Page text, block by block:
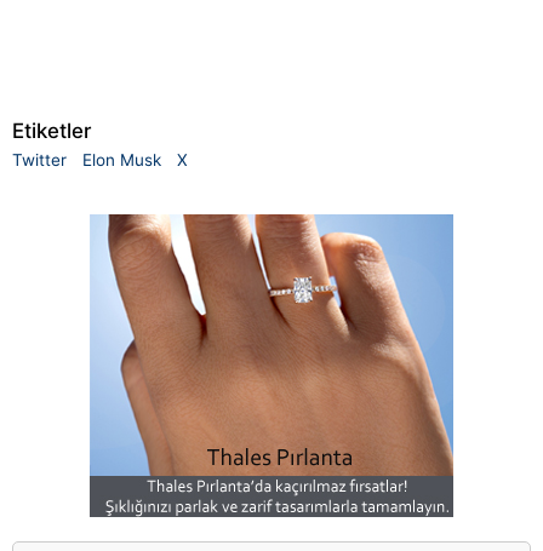
Etiketler
Twitter Elon Musk X